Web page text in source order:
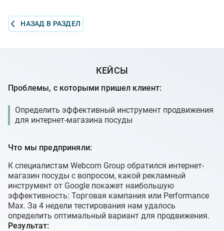
НАЗАД В РАЗДЕЛ
КЕЙСЫ
Проблемы, с которыми пришел клиент:
Определить эффективный инструмент продвижения
для интернет-магазина посуды
Что мы предприняли:
К специалистам Webcom Group обратился интернет-
магазин посуды с вопросом, какой рекламный
инструмент от Google покажет наибольшую
эффективность: Торговая кампания или Performance
Max. За 4 недели тестирования нам удалось
определить оптимальный вариант для продвижения.
Результат: